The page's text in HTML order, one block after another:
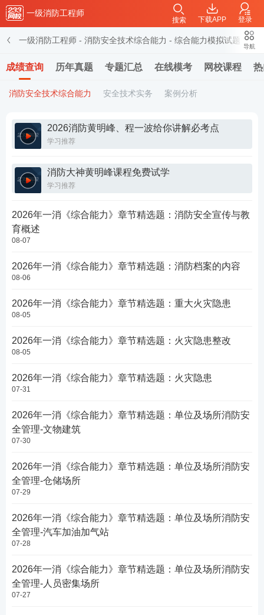
一级消防工程师
下载APP 登录
搜索
一级消防工程师 - 消防安全技术综合能力 - 综合能力模拟试题
成绩查询 历年真题 专题汇总 在线模考 网校课程
导航
消防安全技术综合能力 安全技术实务 案例分析
2026消防黄明峰、程一波给你讲解必考点
学习推荐
消防大神黄明峰课程免费试学
学习推荐
2026年一消《综合能力》章节精选题：消防安全宣传与教
育概述
08-07
2026年一消《综合能力》章节精选题：消防档案的内容
08-06
2026年一消《综合能力》章节精选题：重大火灾隐患
08-05
2026年一消《综合能力》章节精选题：火灾隐患整改
08-05
2026年一消《综合能力》章节精选题：火灾隐患
07-31
2026年一消《综合能力》章节精选题：单位及场所消防安
全管理-文物建筑
07-30
2026年一消《综合能力》章节精选题：单位及场所消防安
全管理-仓储场所
07-29
2026年一消《综合能力》章节精选题：单位及场所消防安
全管理-汽车加油加气站
07-28
2026年一消《综合能力》章节精选题：单位及场所消防安
全管理-人员密集场所
07-27